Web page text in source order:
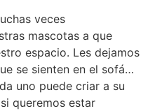
veces
mascotas a que
espacio. Les dejamos
se sienten en el sofá…
uno puede criar a su
queremos estar